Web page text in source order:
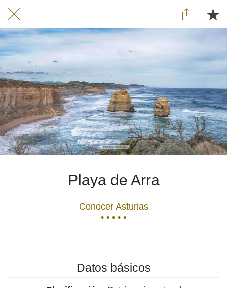
Playa de Arra
Conocer Asturias
• • • • •
Datos básicos